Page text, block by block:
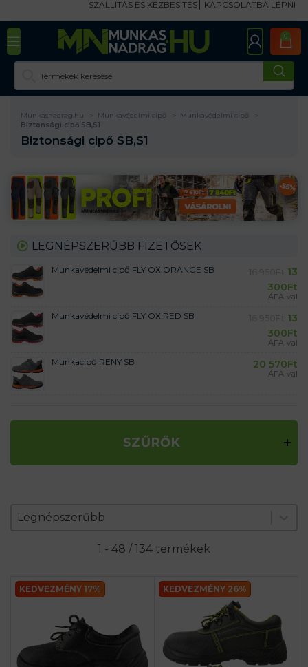
SZÁLLÍTÁS ÉS KÉZBESÍTÉS KAPCSOLATBA LÉPNI
0
Munkasnadrag.hu Munkavédelmi cipő
Munkavédelmi cipő
Biztonsági cipő SB,S1
Biztonsági cipő SB,S1
LEGNÉPSZERŰBB FIZETŐSEK
Munkavédelmi cipő FLY OX ORANGE SB
13
300Ft
ÁFA-val
Munkavédelmi cipő FLY OX RED SB
13
300Ft
ÁFA-val
Munkacipő RENY SB 20 570Ft
ÁFA-val
SZŰRŐK
Zoradenie produktov
Sort content
Legnépszerűbb
Sort content
1 - 48 / 134 termékek
KEDVEZMÉNY 17% KEDVEZMÉNY 26%